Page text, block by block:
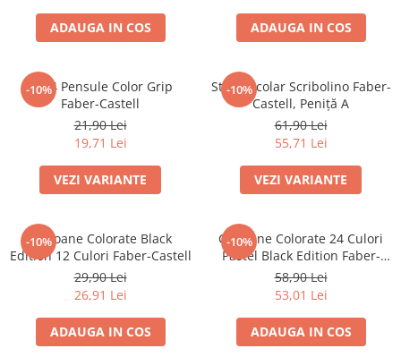
Tempera și Guașe
Tăiere și lipire
Foarfeci
Lipici
ADAUGA IN COS ADAUGA IN COS
-10%
Set 4 Pensule Color Grip
Faber-Castell
21,90 Lei
19,71 Lei
VEZI VARIANTE
-10%
Stilou Școlar Scribolino Faber-
Castell, Peniță A
61,90 Lei
55,71 Lei
VEZI VARIANTE
-10%
Creioane Colorate Black
Edition 12 Culori Faber-Castell
29,90 Lei
26,91 Lei
ADAUGA IN COS
-10%
Creioane Colorate 24 Culori
Pastel Black Edition Faber-
Castell
58,90 Lei
53,01 Lei
ADAUGA IN COS